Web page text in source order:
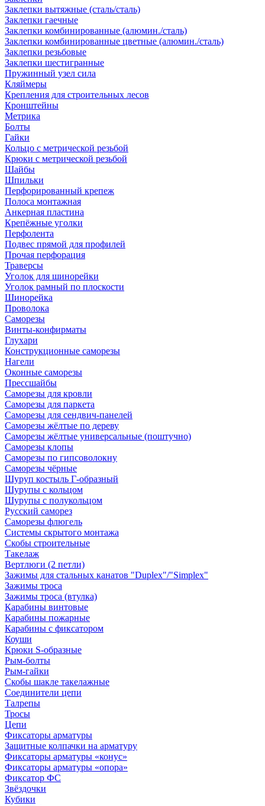
Заклепки вытяжные (сталь/сталь)
Заклепки гаечные
Заклепки комбинированные (алюмин./сталь)
Заклепки комбинированные цветные (алюмин./сталь)
Заклепки резьбовые
Заклепки шестигранные
Пружинный узел сила
Кляймеры
Крепления для строительных лесов
Кронштейны
Метрика
Болты
Гайки
Кольцо с метрической резьбой
Крюки с метрической резьбой
Шайбы
Шпильки
Перфорированный крепеж
Полоса монтажная
Анкерная пластина
Крепёжные уголки
Перфолента
Подвес прямой для профилей
Прочая перфорация
Траверсы
Уголок для шинорейки
Уголок рамный по плоскости
Шинорейка
Проволока
Саморезы
Винты-конфирматы
Глухари
Конструкционные саморезы
Нагели
Оконные саморезы
Прессшайбы
Саморезы для кровли
Саморезы для паркета
Саморезы для сендвич-панелей
Саморезы жёлтые по дереву
Саморезы жёлтые универсальные (поштучно)
Саморезы клопы
Саморезы по гипсоволокну
Саморезы чёрные
Шуруп костыль Г-образный
Шурупы с кольцом
Шурупы с полукольцом
Русский саморез
Саморезы флюгель
Системы скрытого монтажа
Скобы строительные
Такелаж
Вертлюги (2 петли)
Зажимы для стальных канатов "Duplex"/"Simplex"
Зажимы троса
Зажимы троса (втулка)
Карабины винтовые
Карабины пожарные
Карабины с фиксатором
Коуши
Крюки S-образные
Рым-болты
Рым-гайки
Скобы шакле такелажные
Соединители цепи
Талрепы
Тросы
Цепи
Фиксаторы арматуры
Защитные колпачки на арматуру
Фиксаторы арматуры «конус»
Фиксаторы арматуры «опора»
Фиксатор ФС
Звёздочки
Кубики